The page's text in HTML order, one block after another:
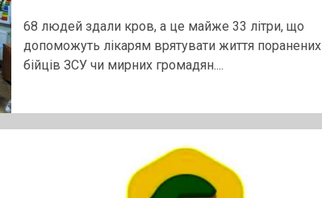
68 людей здали кров, а це майже 33 літри, що
допоможуть лікарям врятувати життя поранених
бійців ЗСУ чи мирних громадян....